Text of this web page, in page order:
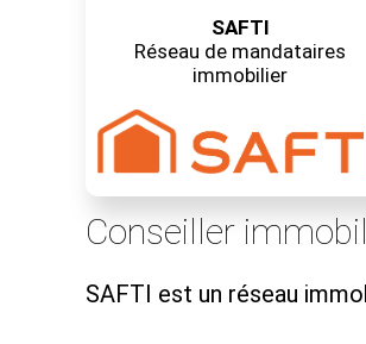
SAFTI
Réseau de mandataires
immobilier
Conseiller
SAFTI est un réseau